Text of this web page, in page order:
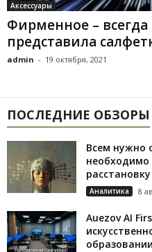
Аксессуары
Фирменное – всегда
представила
admin - 19 октября, 2021
ПОСЛЕДНИЕ ОБЗОРЫ
Всем нужно
необходимо
Аналитика 8
Auezov AI